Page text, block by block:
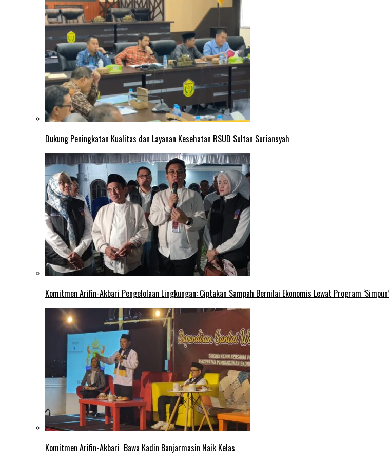
Dukung Peningkatan Kualitas dan Layanan Kesehatan RSUD Sultan Suriansyah
Komitmen Arifin-Akbari Pengelolaan Lingkungan: Ciptakan Sampah Bernilai Ekonomis Lewat Program ‘Simpun’
Komitmen Arifin-Akbari Bawa Kadin Banjarmasin Naik Kelas